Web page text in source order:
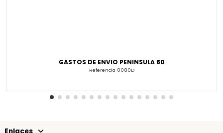
GASTOS DE ENVIO PENINSULA 80
Referencia 0080D